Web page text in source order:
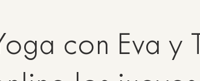
con Eva y